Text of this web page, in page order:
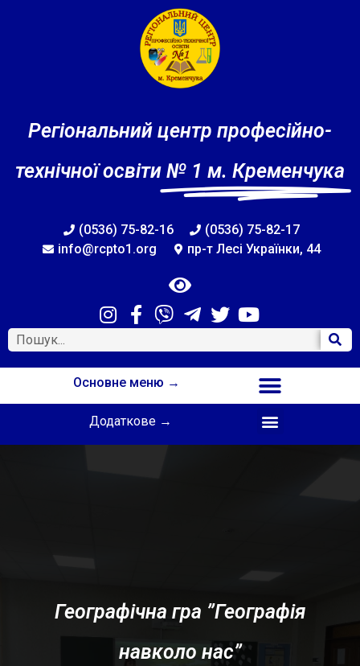
Регіональний центр професійно-
технічної освіти № 1 м. Кременчука
(0536) 75-82-16
(0536) 75-82-17
info@rcpto1.org
пр-т Лесі Українки, 44
Основне меню →
Додаткове →
Географічна гра ”Географія
навколо нас”